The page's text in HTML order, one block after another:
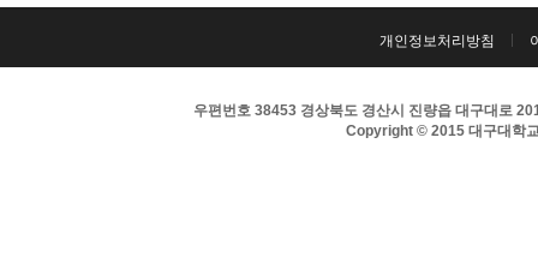
개인정보처리방침
우편번호 38453 경상북도 경산시 진량읍 대구대로
Copyright © 2015 대구대학